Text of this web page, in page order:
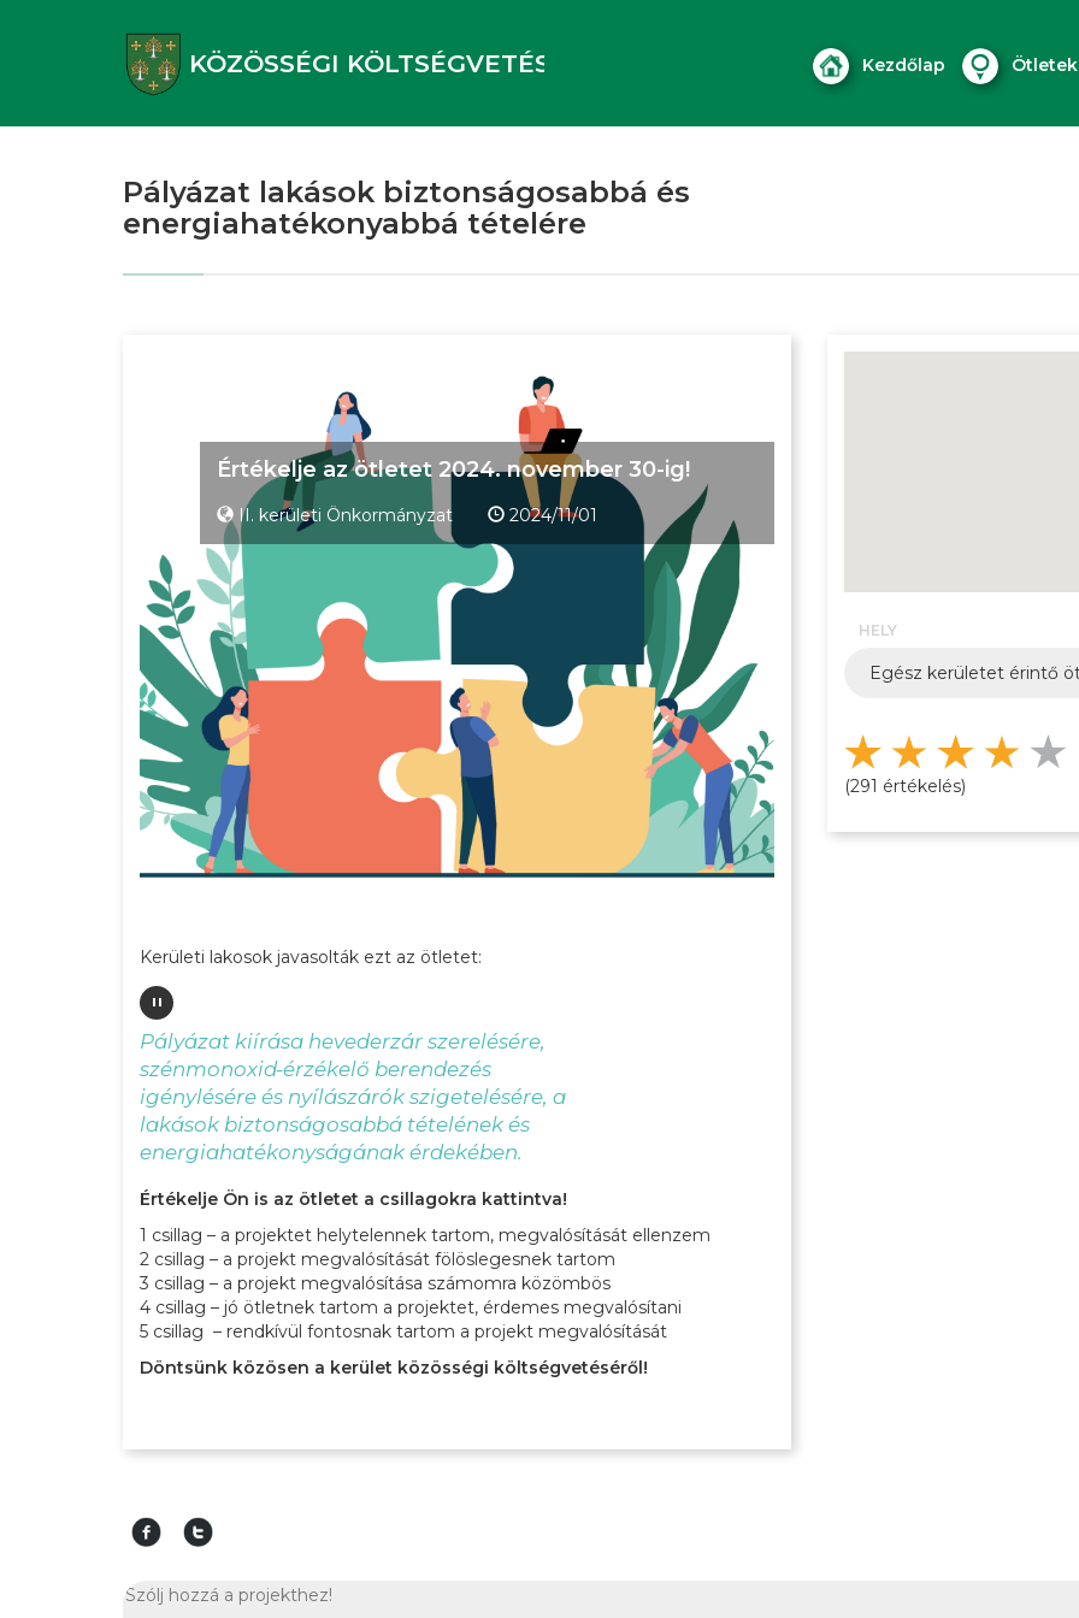
KÖZÖSSÉGI KÖLTSÉGVETÉS Kezdőlap Ötletek
Pályázat lakások biztonságosabbá és
energiahatékonyabbá tételére
Értékelje az ötletet 2024. november 30-ig!
II. kerületi Önkormányzat 2024/11/01
Kerületi lakosok javasolták ezt az ötletet:
"
Pályázat kiírása hevederzár szerelésére,
szénmonoxid-érzékelő berendezés
igénylésére és nyílászárók szigetelésére, a
lakások biztonságosabbá tételének és
energiahatékonyságának érdekében.
Értékelje Ön is az ötletet a csillagokra kattintva!
1 csillag – a projektet helytelennek tartom, megvalósítását ellenzem
2 csillag – a projekt megvalósítását fölöslegesnek tartom
3 csillag – a projekt megvalósítása számomra közömbös
4 csillag – jó ötletnek tartom a projektet, érdemes megvalósítani
5 csillag – rendkívül fontosnak tartom a projekt megvalósítását
Döntsünk közösen a kerület közösségi költségvetéséről!
HELY
Egész kerületet érintő
(291 értékelés)